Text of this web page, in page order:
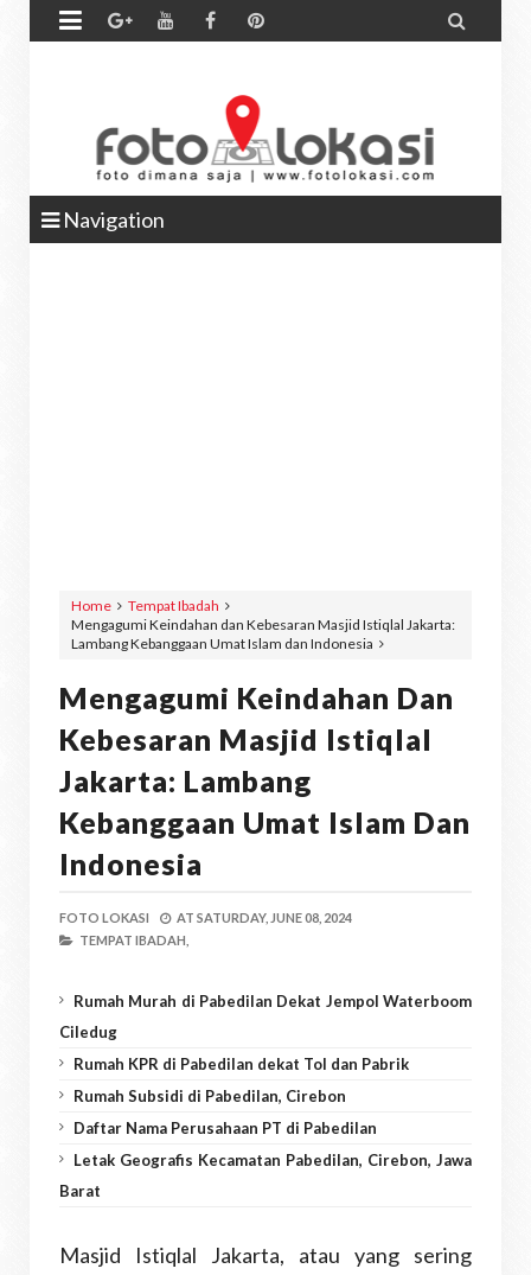
 
Navigation
Home
Tempat Ibadah
Mengagumi Keindahan dan Kebesaran Masjid Istiqlal Jakarta:
Lambang Kebanggaan Umat Islam dan Indonesia
Mengagumi Keindahan Dan
Kebesaran Masjid Istiqlal
Jakarta: Lambang
Kebanggaan Umat Islam Dan
Indonesia
FOTO LOKASI AT SATURDAY, JUNE 08, 2024
TEMPAT IBADAH,
Rumah Murah di Pabedilan Dekat Jempol Waterboom
Ciledug
Rumah KPR di Pabedilan dekat Tol dan Pabrik
Rumah Subsidi di Pabedilan, Cirebon
Daftar Nama Perusahaan PT di Pabedilan
Letak Geografis Kecamatan Pabedilan, Cirebon, Jawa
Barat
Masjid Istiqlal Jakarta, atau yang sering